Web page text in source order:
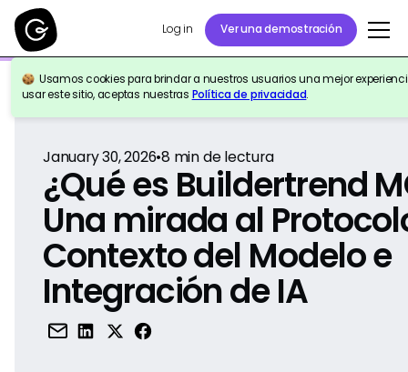
Log in Ver una demostración
Usamos cookies para brindar a nuestros usuarios una mejor
usar este sitio, aceptas nuestras Política de privacidad.
Volver a la Referencia
January 30, 2026•8min de lectura
¿Qué es Buildertrend
Una mirada al
Contexto del Modelo e
Integración de IA